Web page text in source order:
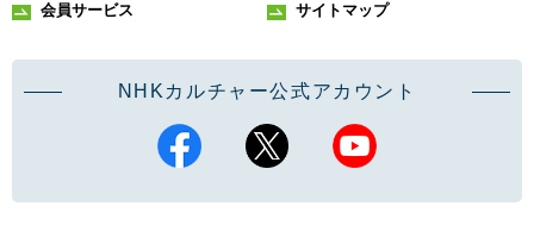
会員サービス サイトマップ
NHKカルチャー公式アカウント